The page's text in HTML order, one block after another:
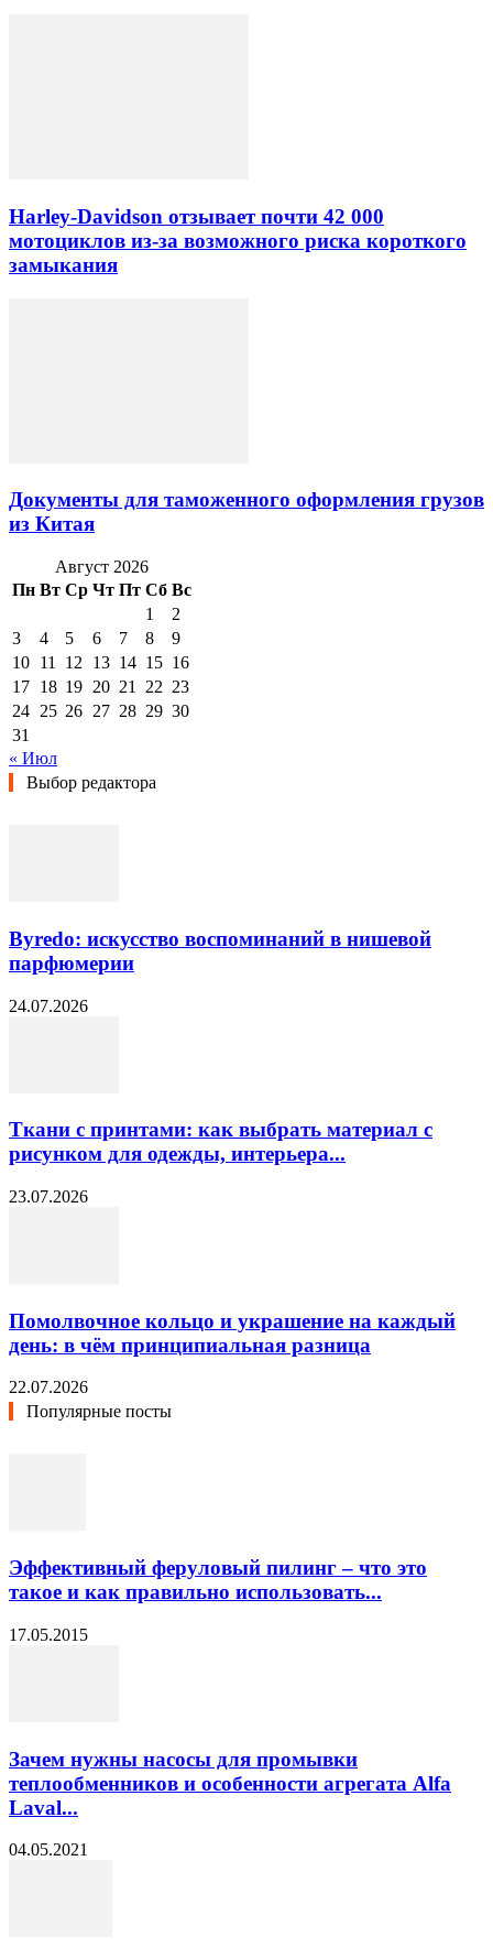
Harley-Davidson отзывает почти 42 000
мотоциклов из-за возможного риска короткого
замыкания
Документы для таможенного оформления грузов
из Китая
Август 2026
Пн Вт Ср Чт Пт Сб Вс
1
2
3
4 5 6 7 8
9
10 11 12 13 14 15 16
17 18 19 20 21 22 23
24 25 26 27 28 29 30
31
« Июл
Выбор редактора
Byredo: искусство воспоминаний в нишевой
парфюмерии
24.07.2026
Ткани с принтами: как выбрать материал с
рисунком для одежды, интерьера...
23.07.2026
Помолвочное кольцо и украшение на каждый
день: в чём принципиальная разница
22.07.2026
Популярные посты
Эффективный феруловый пилинг – что это
такое и как правильно использовать...
17.05.2015
Зачем нужны насосы для промывки
теплообменников и особенности агрегата Alfa
Laval...
04.05.2021